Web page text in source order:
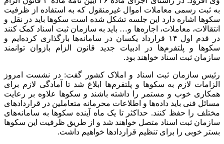
به ثبت رسمی معاملات اموال غیرمنقول که به استفاده از ظرفیت
سکوها اشاره دارد این جلسه تشکل شده است سکوها باید در نقل و
انتقالات، معاملات، اجاره‌ها و… باید به سازمان ثبت اسناد کمک کنند
در قدم اول ۱۴ قرارداد یکسان در سامانه‌ها بارگذاری کرده‌ایم و
سکوها و پلتفرم‌ها در ادبیات جدید قانون الزام بازوان توانمند
سازمان ثبت اسناد خواهند بود.
رئیس سازمان ثبت اسناد و املاک کشور گفت: در نشست امروز
الزامات لازم به سکوها و پلتفرم‌ها ابلاغ شد تا آمادگی لازم برای
همکاری خوب و مستمر را داشته باشند و سکوها علاوه بر رعایت
مسائل فنی باید داده‌ها و اطلاعات محرمانه متعاملین در قراردادهای
مختلف را حفظ کنند. حداکثر تا یک ماه آینده سکوها به سامانه‌های
سازمان ثبت اسناد متصل خواهند شد و از طریق ظرفیت این سکوها
بستر خوبی را برای تنظیم قراردادها خواهیم داشت.